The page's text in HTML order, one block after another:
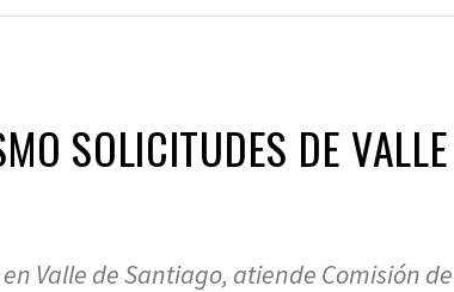
SOLICITUDES DE VALLE
Valle de Santiago, atiende Comisión de